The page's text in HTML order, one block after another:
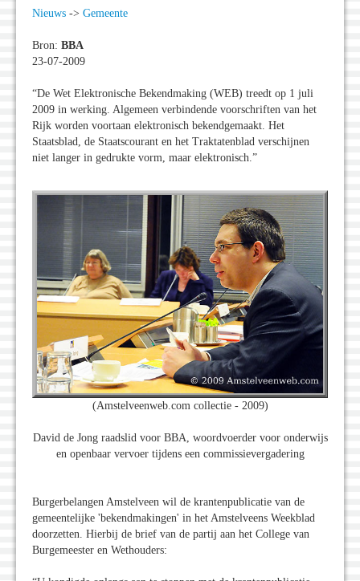
Nieuws -> Gemeente
Bron: BBA
23-07-2009
“De Wet Elektronische Bekendmaking (WEB) treedt op 1 juli
2009 in werking. Algemeen verbindende voorschriften van het
Rijk worden voortaan elektronisch bekendgemaakt. Het
Staatsblad, de Staatscourant en het Traktatenblad verschijnen
niet langer in gedrukte vorm, maar elektronisch.”
(Amstelveenweb.com collectie - 2009)
David de Jong raadslid voor BBA, woordvoerder voor onderwijs
en openbaar vervoer tijdens een commissievergadering
Burgerbelangen Amstelveen wil de krantenpublicatie van de
gemeentelijke 'bekendmakingen' in het Amstelveens Weekblad
doorzetten. Hierbij de brief van de partij aan het College van
Burgemeester en Wethouders: